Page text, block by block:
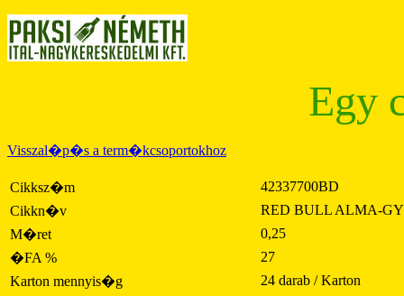
Egy
Visszal�p�s a term�kcsoportokhoz
Cikksz�m
42337700BD
Cikkn�v
RED BULL ALMA-
M�ret
0,25
�FA %
27
Karton mennyis�g
24 darab / Karton